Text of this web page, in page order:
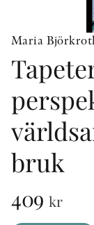
Maria
bruk
409 kr